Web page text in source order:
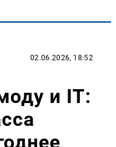
02.06.2026, 18:52
и IT: